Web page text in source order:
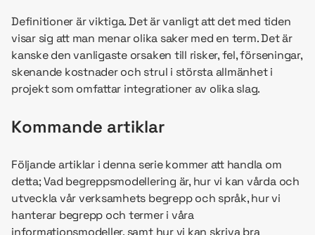
Definitioner är viktiga. Det är vanligt att det med tiden
visar sig att man menar olika saker med en term. Det är
kanske den vanligaste orsaken till risker, fel, förseningar,
skenande kostnader och strul i största allmänhet i
projekt som omfattar integrationer av olika slag.
Kommande artiklar
Följande artiklar i denna serie kommer att handla om
detta; Vad begreppsmodellering är, hur vi kan vårda och
utveckla vår verksamhets begrepp och språk, hur vi
hanterar begrepp och termer i våra
informationsmodeller, samt hur vi kan skriva bra